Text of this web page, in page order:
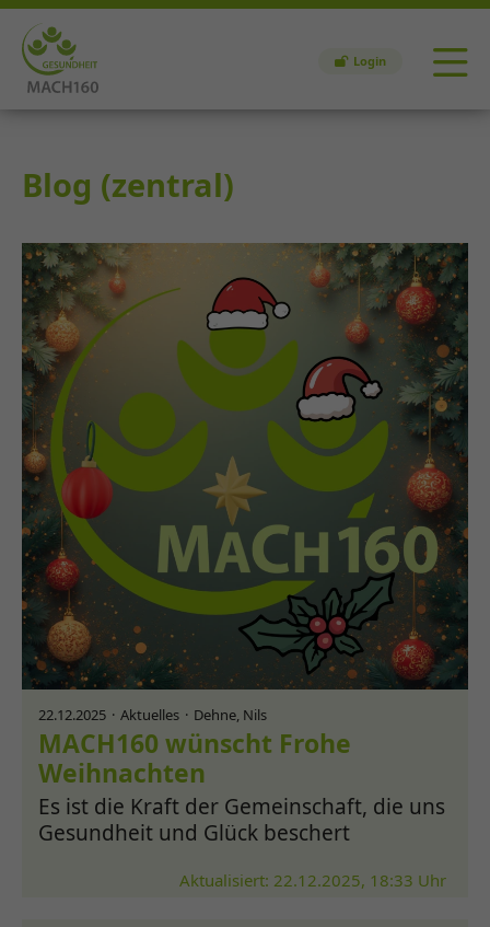
Login
Blog (zentral)
22.12.2025 Aktuelles Dehne, Nils
MACH160 wünscht Frohe
Weihnachten
Es ist die Kraft der Gemeinschaft, die uns
Gesundheit und Glück beschert
Aktualisiert: 22.12.2025, 18:33 Uhr